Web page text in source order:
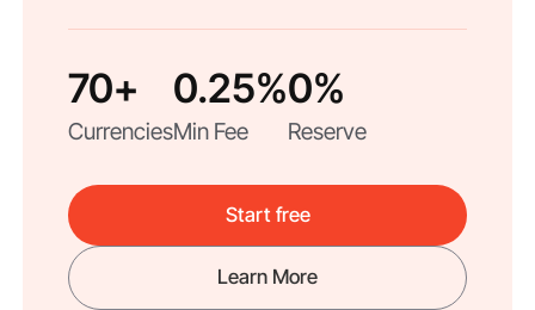
70+
Currencies
0.25%
Min Fee
0%
Reserve
Start free
Learn More